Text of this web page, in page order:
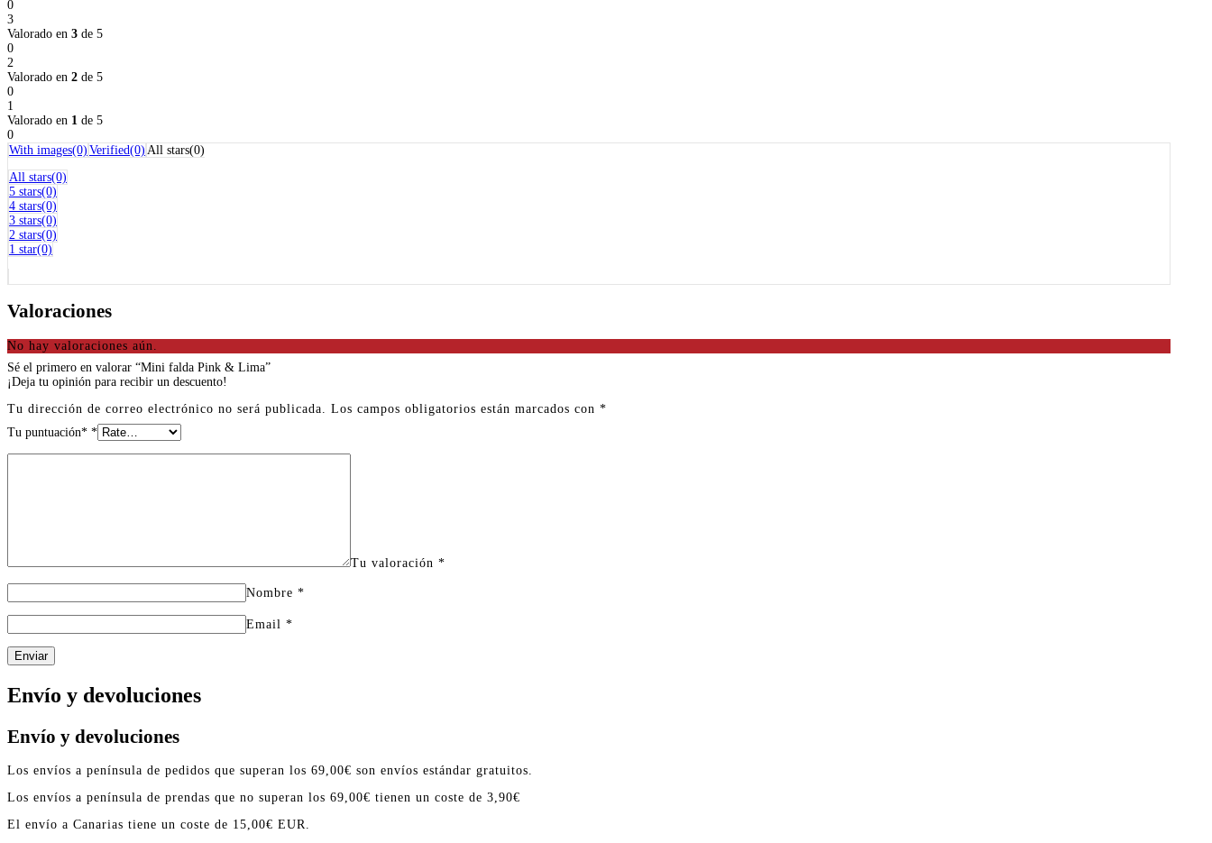
0
3
Valorado en 3 de 5
0
2
Valorado en 2 de 5
0
1
Valorado en 1 de 5
0
With images(0) Verified(0) All stars(0)
All stars(0)
5 stars(0)
4 stars(0)
3 stars(0)
2 stars(0)
1 star(0)
Valoraciones
No hay valoraciones aún.
Sé el primero en valorar “Mini falda Pink & Lima”
¡Deja tu opinión para recibir un descuento!
Tu dirección de correo electrónico no será publicada.
Los campos obligatorios están marcados con *
Tu puntuación* *
Tu valoración *
Nombre *
Email *
Enviar
Envío y devoluciones
Envío y devoluciones
Los envíos a península de pedidos que superan los 69,00€ son envíos estándar gratuitos.
Los envíos a península de prendas que no superan los 69,00€ tienen un coste de 3,90€
El envío a Canarias tiene un coste de 15,00€ EUR.